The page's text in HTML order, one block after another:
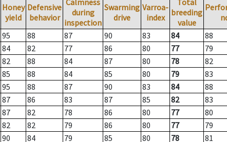
Honey
yield
Defensive
behavior
Calmness
during
inspection
Swarming
drive
Varroa-
index
Total
breeding
value
95 88 87 90 83 84
88
84 82 77 86 80 77
79
82 88 84 87 80 78
82
85 88 84 85 80 79
83
95 88 87 90 83 84
88
87 86 83 87 85 82
83
87 82 78 86 80 77
80
82 82 79 86 80 77
79
90 84 79 85 80 78 81